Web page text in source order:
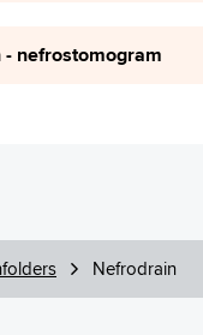
nefrostomogram
Nefrodrain